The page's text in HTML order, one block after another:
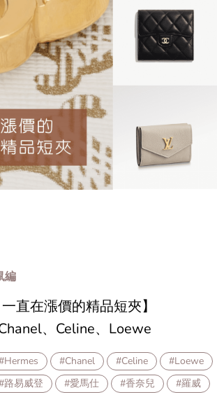
編
直在漲價的精品短夾】
、Celine、Loewe
#Chanel #Celine
#Loewe
路易威登 #愛馬仕 #香奈兒 #羅威